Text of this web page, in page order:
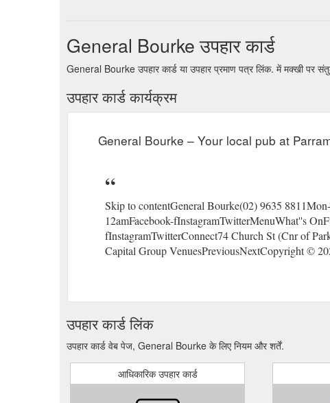
General Bourke उपहार कार्ड
General Bourke उपहार कार्ड या उपहार प्रमाण पत्र लिंक. में मक्खी पर
उपहार कार्ड कार्यक्रम
General Bourke – Your local pub at
Skip to contentGeneral Bourke(02) 9635
12amFacebook-fInstagramTwitterMenuWhat''s
fInstagramTwitterConnect74 Church St (Cnr of
Capital Group VenuesPreviousNextCopyright ©
उपहार कार्ड लिंक
उपहार कार्ड वेब पेज, General Bourke के लिए नियम और शर्तें.
आधिकारिक उपहार कार्ड